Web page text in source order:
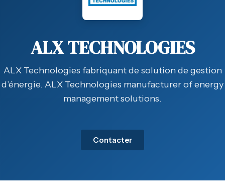
ALX TECHNOLOGIES
ALX Technologies fabriquant de solution de gestion
d’énergie. ALX Technologies manufacturer of energy
management solutions.
Contacter